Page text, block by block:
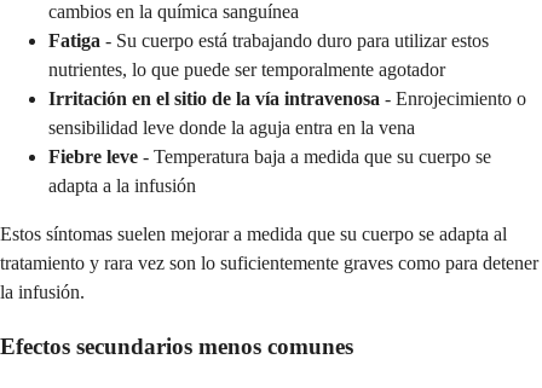
cambios en la química sanguínea
Fatiga - Su cuerpo está trabajando duro para utilizar estos
nutrientes, lo que puede ser temporalmente agotador
Irritación en el sitio de la vía intravenosa - Enrojecimiento o
sensibilidad leve donde la aguja entra en la vena
Fiebre leve - Temperatura baja a medida que su cuerpo se
adapta a la infusión
Estos síntomas suelen mejorar a medida que su cuerpo se adapta al
tratamiento y rara vez son lo suficientemente graves como para detener
la infusión.
Efectos secundarios menos comunes